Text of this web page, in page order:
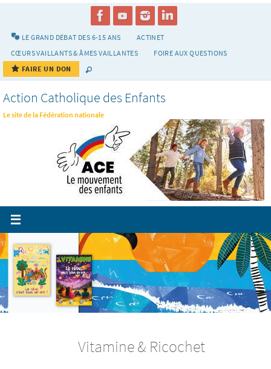
LE GRAND DÉBAT DES 6-15 ANS
ACTINET
CŒURS VAILLANTS & ÂMES VAILLANTES
FOIRE AUX QUESTIONS
FAIRE UN DON
Action Catholique des Enfants
Le site de la Fédération nationale
Vitamine & Ricochet